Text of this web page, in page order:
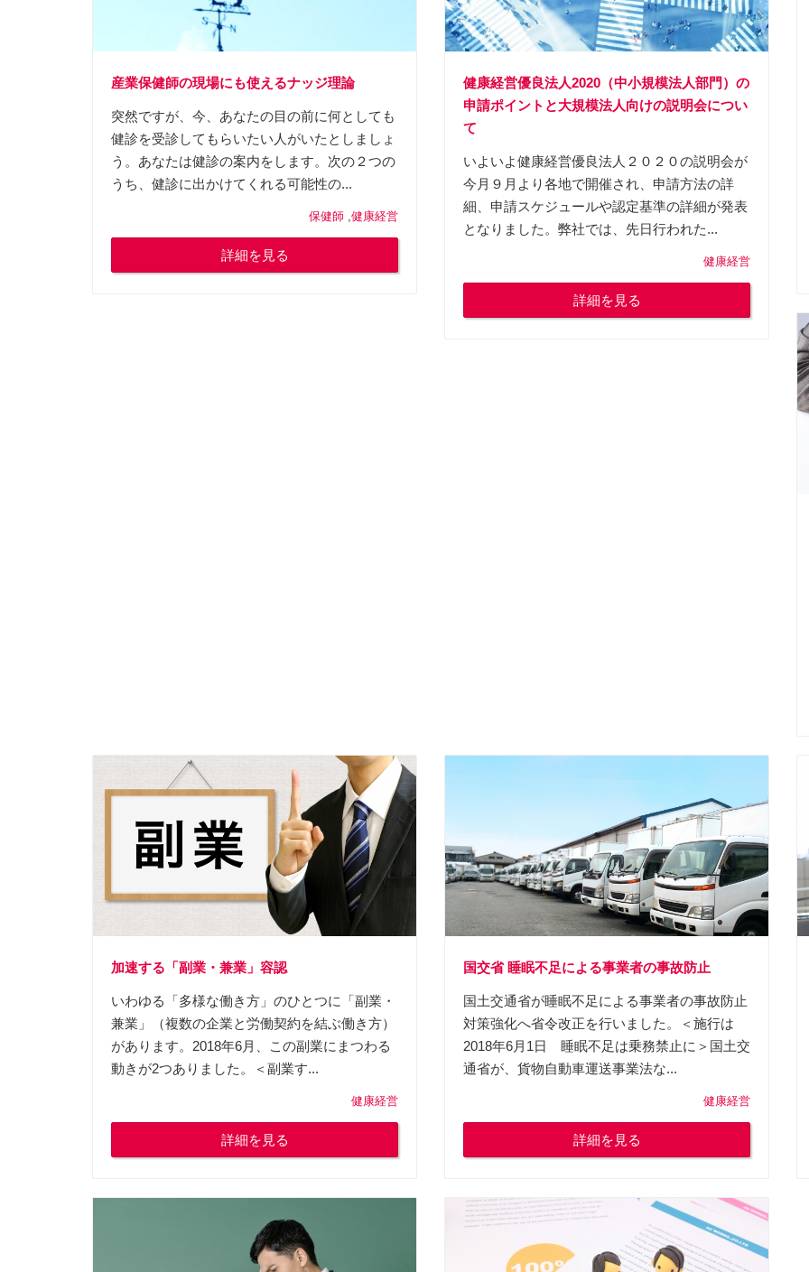
産業保健師の現場にも使えるナッジ理論
突然ですが、今、あなたの目の前に何としても
健診を受診してもらいたい人がいたとしましょ
う。あなたは健診の案内をします。次の２つの
うち、健診に出かけてくれる可能性の...
保健師 健康経営
詳細を見る
健康経営優良法人2020（中小規模法人部門）の
申請ポイントと大規模法人向けの説明会につい
て
いよいよ健康経営優良法人２０２０の説明会が
今月９月より各地で開催され、申請方法の詳
細、申請スケジュールや認定基準の詳細が発表
となりました。弊社では、先日行われた...
健康経営
詳細を見る
加速する「副業・兼業」容認
いわゆる「多様な働き方」のひとつに「副業・
兼業」（複数の企業と労働契約を結ぶ働き方）
があります。2018年6月、この副業にまつわる
動きが2つありました。＜副業す...
健康経営
詳細を見る
国交省 睡眠不足による事業者の事故防止
国土交通省が睡眠不足による事業者の事故防止
対策強化へ省令改正を行いました。＜施行は
2018年6月1日 睡眠不足は乗務禁止に＞国土交
通省が、貨物自動車運送事業法な...
健康経営
詳細を見る